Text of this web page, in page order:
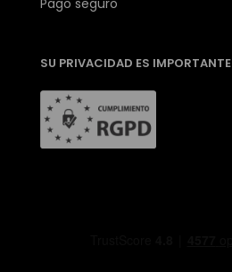
SU PRIVACIDAD ES IMPORTANTE